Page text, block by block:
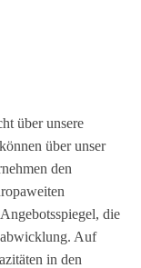
über unsere
über unser
den
die
Auf
in den